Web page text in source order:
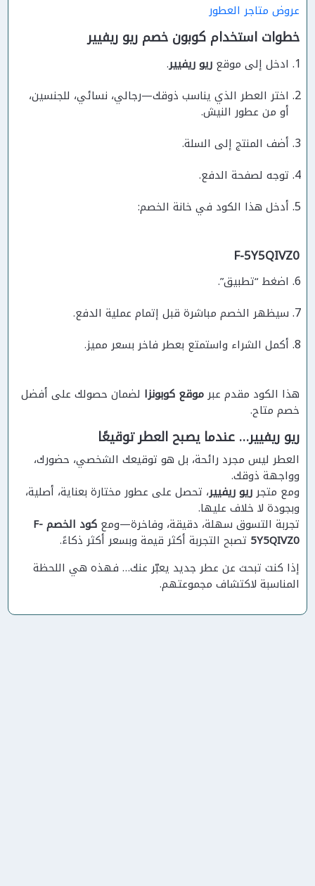
عروض متاجر العطور
خطوات استخدام كوبون خصم ريو ريفيير
ادخل إلى موقعريو ريفيير.
اختر العطر الذي يناسب ذوقك—رجالي، نسائي، للجنسين،
أو من عطور النيش.
أضف المنتج إلى السلة.
توجه لصفحة الدفع.
أدخل هذا الكود في خانة الخصم:
F-5Y5QIVZ0
اضغط “تطبيق”.
سيظهر الخصم مباشرة قبل إتمام عملية الدفع.
أكمل الشراء واستمتع بعطر فاخر بسعر مميز.
هذا الكود مقدم عبرموقع كوبونزا لضمان حصولك على أفضل
خصم متاح.
ريو ريفيير… عندما يصبح العطر توقيعًا
العطر ليس مجرد رائحة، بل هو توقيعك الشخصي، حضورك،
وواجهة ذوقك.
ومع متجرريو ريفيير، تحصل على عطور مختارة بعناية، أصلية،
وبجودة لا خلاف عليها.
تجربة التسوق سهلة، دقيقة، وفاخرة—ومع
كود الخصم F-
5Y5QIVZ0 تصبح التجربة أكثر قيمة وبسعر أكثر ذكاءً.
إذا كنت تبحث عن عطر جديد يعبّر عنك… فهذه هي اللحظة
المناسبة لاكتشاف مجموعتهم.